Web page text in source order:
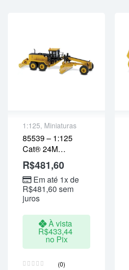
1:125, Miniaturas
85539 – 1:125
Cat® 24M
Motoniveladora
R$481,60
Em até 1x de
R$481,60 sem
juros
À vista
R$433,44
no Pix
(0)
30 dias de garantia
Envio: 1-2 dias
úteis
Envio com Seguro